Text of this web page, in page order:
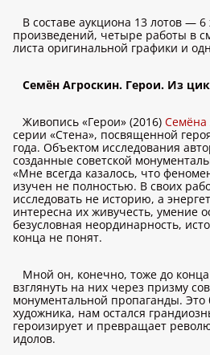
В составе аукциона 13 лотов —
произведений, четыре работы в
листа оригинальной графики и
Семён Агроскин. Герои. Из
Живопись «Герои» (2016) Семёна
серии «Стена», посвященной
года. Объектом исследования
созданные советской
«Мне всегда казалось, что
изучен не полностью. В своих
исследовать не историю, а
интересна их живучесть, умение
безусловная неординарность,
конца не понят.
Мной он, конечно, тоже до
взглянуть на них через призму
монументальной пропаганды. Это
художника, нам остался
героизирует и превращает
идолов.